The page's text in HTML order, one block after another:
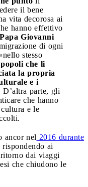
il bene
vita decorosa ai
hanno effettivo
Papa Giovanni
di ogni
stesso
che li
la propria
e i
D’altra parte, gli
che hanno
e le
ancor nel 2016 durante
rispondendo ai
dai viaggi
che chiudono le